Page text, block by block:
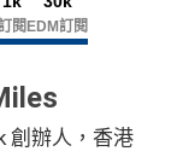
閱EDM訂閱
創辦人，香港